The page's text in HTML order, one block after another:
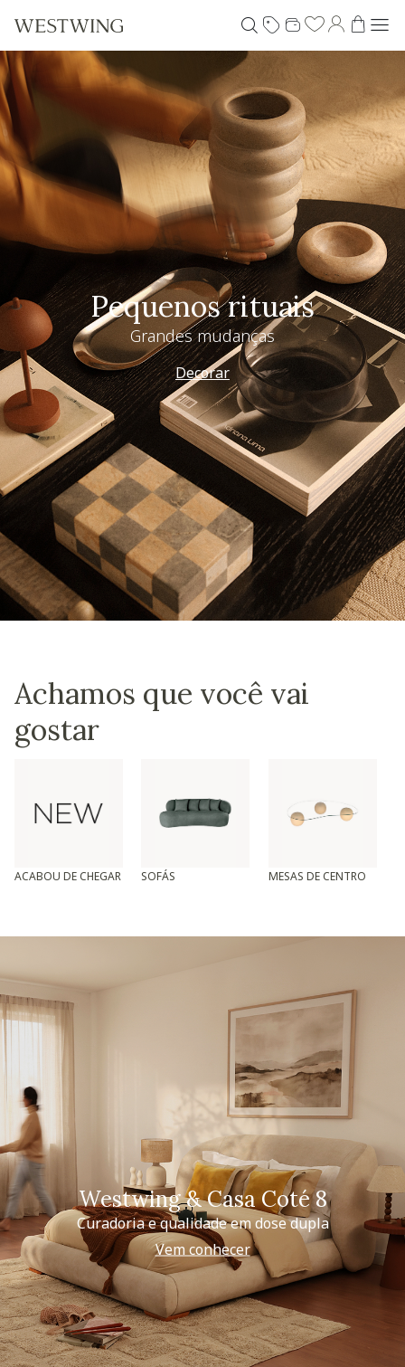
Pequenos rituais
Grandes mudanças
Decorar
Achamos que você vai
gostar
ACABOU DE CHEGAR SOFÁS MESAS DE CENTRO
Westwing & Casa Coté 8
Curadoria e qualidade em dose dupla
Vem conhecer